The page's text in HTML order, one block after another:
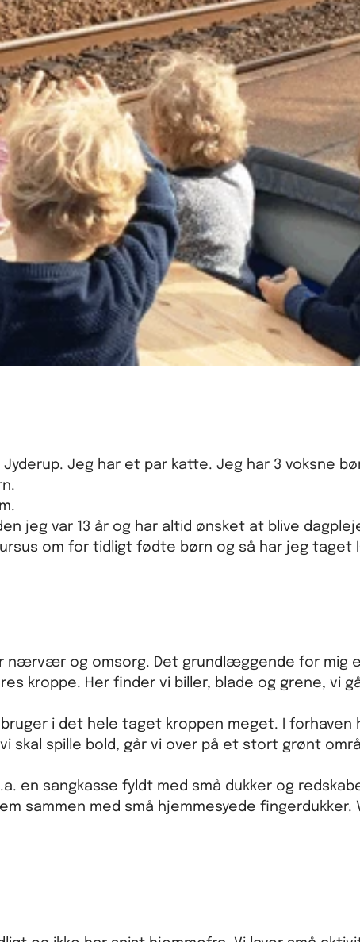
Jeg har et par katte. Jeg har 3 voksne
jeg var 13 år og har altid ønsket at blive
om for tidligt fødte børn og så har jeg taget
nærvær og omsorg. Det grundlæggende for mig
kroppe. Her finder vi biller, blade og grene,
i det hele taget kroppen meget. I forhaven
skal spille bold, går vi over på et stort grønt
en sangkasse fyldt med små dukker og
sammen med små hjemmesyede